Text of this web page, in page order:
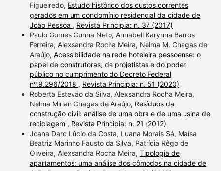
Figueiredo, Estudo histórico dos custos correntes
gerados em um condomínio residencial da cidade de
João Pessoa , Revista Principia: n. 37 (2017)
Paulo Gomes Cunha Neto, Annabell Karynna Barros
Ferreira, Alexsandra Rocha Meira, Nelma M. Chagas de
Araújo, Acessibilidade na rede hoteleira pessoense: o
papel de construtoras, de projetistas e do poder
público no cumprimento do Decreto Federal
nº.9.296/2018 , Revista Principia: n. 51 (2020)
Roberta Estevão da Silva, Alexsandra Rocha Meira,
Nelma Mirian Chagas de Araújo, Resíduos da
construção civil: análise de uma obra e de uma usina de
reciclagem , Revista Principia: n. 21 (2012)
Joana Darc Lúcio da Costa, Luana Morais Sá, Maísa
Beatriz Marinho Fausto da Silva, Patrícia Rêgo de
Oliveira, Alexsandra Rocha Meira, Tipologia de
apartamentos: uma análise dos cômodos na cidade de